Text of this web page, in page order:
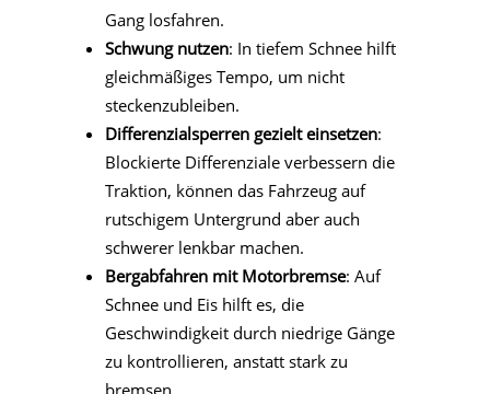
Gang losfahren.
Schwung nutzen: In tiefem Schnee hilft
gleichmäßiges Tempo, um nicht
steckenzubleiben.
Differenzialsperren gezielt einsetzen:
Blockierte Differenziale verbessern die
Traktion, können das Fahrzeug auf
rutschigem Untergrund aber auch
schwerer lenkbar machen.
Bergabfahren mit Motorbremse: Auf
Schnee und Eis hilft es, die
Geschwindigkeit durch niedrige Gänge
zu kontrollieren, anstatt stark zu
bremsen.